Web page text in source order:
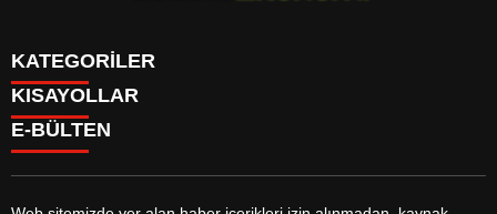
KATEGORİLER
GÜNDEM
DÜNYA
SİYASET
MAGAZİN
KISAYOLLAR
BURÇLAR
E-BÜLTEN